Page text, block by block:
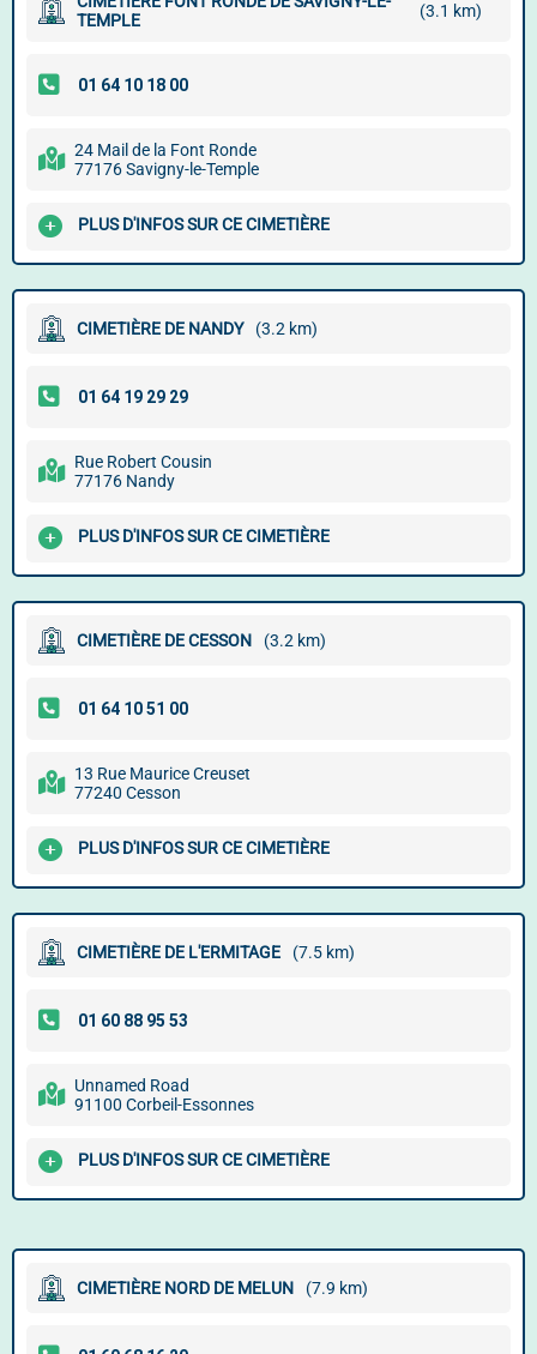
TEMPLE
(3.1 km)
24 Mail de la Font Ronde
77176 Savigny-le-Temple
PLUS D'INFOS SUR CE CIMETIÈRE
CIMETIÈRE DE NANDY (3.2 km)
Rue Robert Cousin
77176 Nandy
PLUS D'INFOS SUR CE CIMETIÈRE
CIMETIÈRE DE CESSON (3.2 km)
13 Rue Maurice Creuset
77240 Cesson
PLUS D'INFOS SUR CE CIMETIÈRE
CIMETIÈRE DE L'ERMITAGE (7.5 km)
Unnamed Road
91100 Corbeil-Essonnes
PLUS D'INFOS SUR CE CIMETIÈRE
CIMETIÈRE NORD DE MELUN (7.9 km)